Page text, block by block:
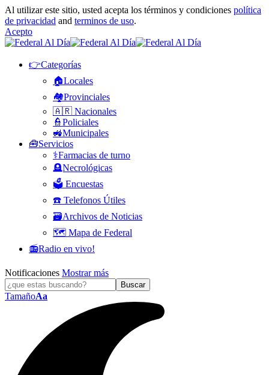
Al utilizar este sitio, usted acepta los términos y condiciones política
de privacidad and terminos de uso.
Acepto
👉Categorías
🏠Locales
🏘️Provinciales
🇦🇷 Nacionales
👮Policiales
🚜Municipales
🧰Servicios
⚕️Farmacias de turno
🪦Necrológicas
🗳️ Encuestas
☎️ Telefonos Útiles
🗃️Archivos de Noticias
🗺️ Mapa de Federal
📻Radio en vivo!
Notificaciones Mostrar más
TamañoAa